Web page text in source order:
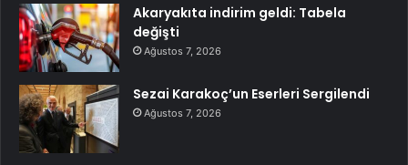
Akaryakıta indirim geldi: Tabela
değişti
Ağustos 7, 2026
Sezai Karakoç’un Eserleri Sergilendi
Ağustos 7, 2026